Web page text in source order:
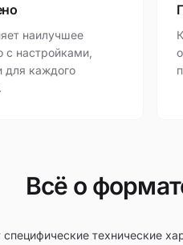
наилучшее
с настройками,
для каждого
Всё о
технические